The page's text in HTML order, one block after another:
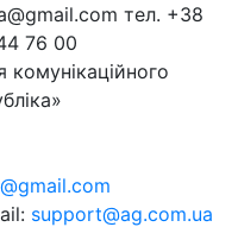
тел. +38
76 00
комунікаційного
support@ag.com.ua